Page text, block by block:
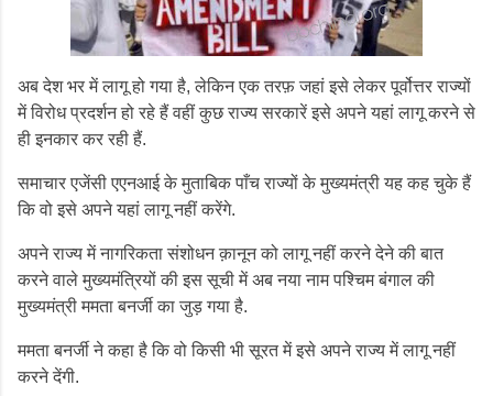
अब देश भर में लागू हो गया है, लेकिन एक तरफ़ जहां इसे लेकर पूर्वोत्तर राज्यों
में विरोध प्रदर्शन हो रहे हैं वहीं कुछ राज्य सरकारें इसे अपने यहां लागू करने से
ही इनकार कर रही हैं.
समाचार एजेंसी एएनआई के मुताबिक पाँच राज्यों के मुख्यमंत्री यह कह चुके हैं
कि वो इसे अपने यहां लागू नहीं करेंगे.
अपने राज्य में नागरिकता संशोधन क़ानून को लागू नहीं करने देने की बात
करने वाले मुख्यमंत्रियों की इस सूची में अब नया नाम पश्चिम बंगाल की
मुख्यमंत्री ममता बनर्जी का जुड़ गया है.
ममता बनर्जी ने कहा है कि वो किसी भी सूरत में इसे अपने राज्य में लागू नहीं
करने देंगी.